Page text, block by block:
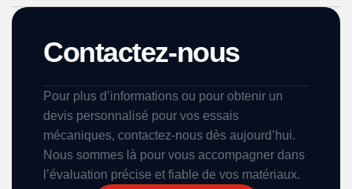
Contactez-nous
Pour plus d’informations ou pour obtenir un
devis personnalisé pour vos essais
mécaniques, contactez-nous dès aujourd’hui.
Nous sommes là pour vous accompagner dans
l’évaluation précise et fiable de vos matériaux.